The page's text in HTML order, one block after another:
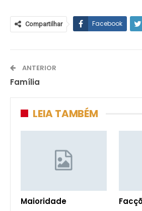
Compartilhar Facebook
ANTERIOR
Família
LEIA TAMBÉM
Maioridade